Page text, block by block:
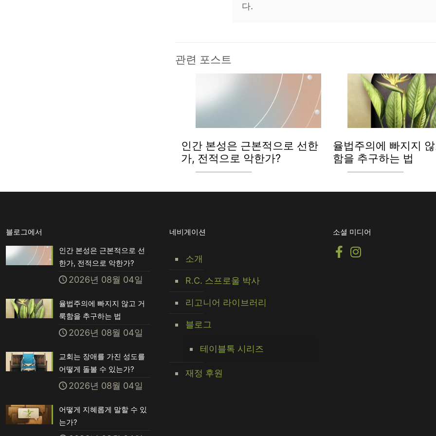
다.
관련 포스트
인간 본성은 근본적으로 선한
가, 전적으로 악한가?
율법주의에 빠지지
함을 추구하는 법
블로그에서
인간 본성은 근본적으로 선
한가, 전적으로 악한가?
2026년 08월 04일
율법주의에 빠지지 않고 거
룩함을 추구하는 법
2026년 08월 04일
교회는 장애를 가진 성도를
어떻게 돌볼 수 있는가?
2026년 08월 04일
어떻게 지혜롭게 말할 수 있
는가?
네비게이션
소개
R.C. 스프로울 박사
리고니어 라이브러리
블로그
테이블톡 시리즈
재정 후원
소셜 미디어